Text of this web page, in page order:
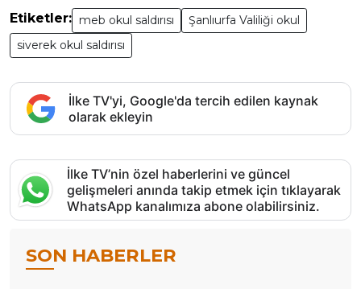
Etiketler: meb okul saldırısı
Şanlıurfa Valiliği okul
siverek okul saldırısı
İlke TV'yi, Google'da tercih edilen kaynak
olarak ekleyin
İlke TV’nin özel haberlerini ve güncel
gelişmeleri anında takip etmek için tıklayarak
WhatsApp kanalımıza abone olabilirsiniz.
SON HABERLER